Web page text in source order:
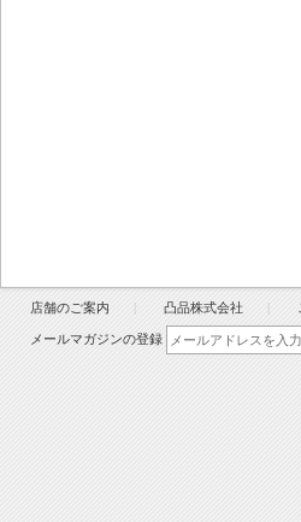
店舗のご案内 凸品株式会社
メールマガジンの登録